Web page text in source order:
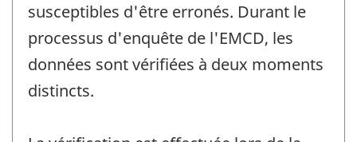
susceptibles d'être erronés. Durant le
processus d'enquête de l'EMCD, les
données sont vérifiées à deux moments
distincts.